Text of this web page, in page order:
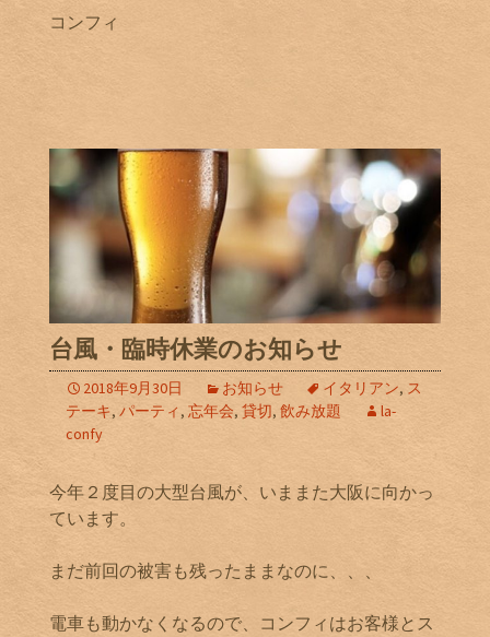
コンフィ
台風・臨時休業のお知らせ
2018年9月30日 お知らせ イタリアン, ス
テーキ, パーティ , 忘年会, 貸切, 飲み放題
la-
confy
今年２度目の大型台風が、いままた大阪に向かっ
ています。
まだ前回の被害も残ったままなのに、、、
電車も動かなくなるので、コンフィはお客様とス